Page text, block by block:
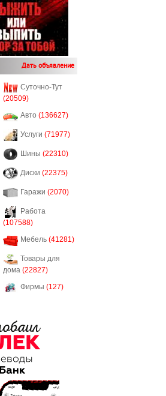
Дать объявление
Суточно-Тут
(20509)
Авто (136627)
Услуги (71977)
Шины (22310)
Диски (22375)
Гаражи (2070)
Работа
(107588)
Мебель (41281)
Товары для
дома (22827)
Фирмы (127)